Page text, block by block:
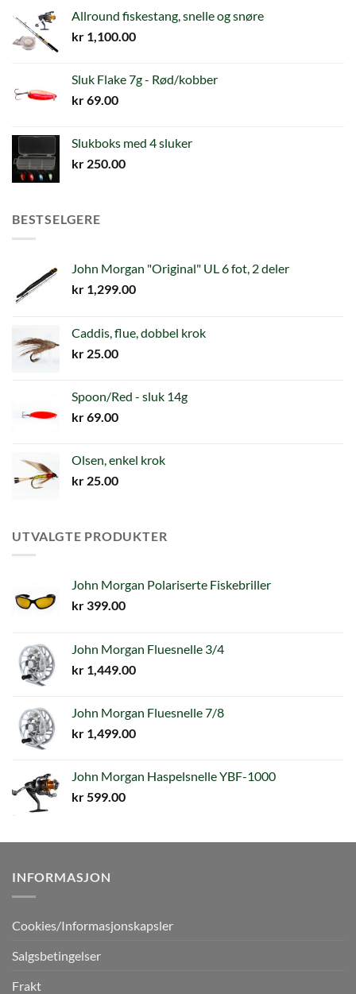
Allround fiskestang, snelle og snøre
kr 1,100.00
Sluk Flake 7g - Rød/kobber
kr69.00
Slukboks med 4 sluker
kr 250.00
BESTSELGERE
John Morgan "Original" UL 6 fot, 2 deler
kr 1,299.00
Caddis, flue, dobbel krok
kr 25.00
Spoon/Red - sluk 14g
kr69.00
Olsen, enkel krok
kr 25.00
UTVALGTE PRODUKTER
John Morgan Polariserte Fiskebriller
kr 399.00
John Morgan Fluesnelle 3/4
kr 1,449.00
John Morgan Fluesnelle 7/8
kr 1,499.00
John Morgan Haspelsnelle YBF-1000
kr599.00
INFORMASJON
Cookies/Informasjonskapsler
Salgsbetingelser
Frakt